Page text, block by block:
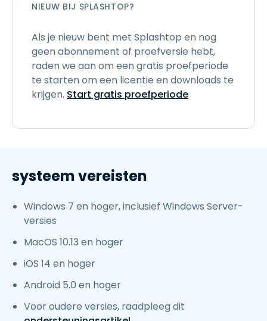
NIEUW BIJ SPLASHTOP?
Als je nieuw bent met Splashtop en nog
geen abonnement of proefversie hebt,
raden we aan om een gratis proefperiode
te starten om een licentie en downloads te
krijgen. Start gratis proefperiode
systeem vereisten
Windows 7 en hoger, inclusief Windows Server-
versies
MacOS 10.13 en hoger
iOS 14 en hoger
Android 5.0 en hoger
Voor oudere versies, raadpleeg dit